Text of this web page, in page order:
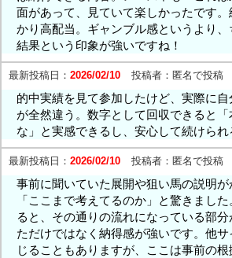
面があって、見ていて楽しかったです
かり高配当。ギャンブル感というより
結果という印象が強いですね！
最新投稿日： 2026/02/10 投稿者： 匿名で投稿
的中実績を見て参加したけど、実際に
が全然違う。数字として回収できると
な」と実感できるし、安心して続けられ
最新投稿日： 2026/02/10 投稿者： 匿名で投稿
事前に聞いていた展開や狙い馬の説明が
「ここまで考えてるのか」と驚きまし
ると、その通りの流れになっている部
ただけではなく納得感が強いです。他
じることもありますが、ここは事前の